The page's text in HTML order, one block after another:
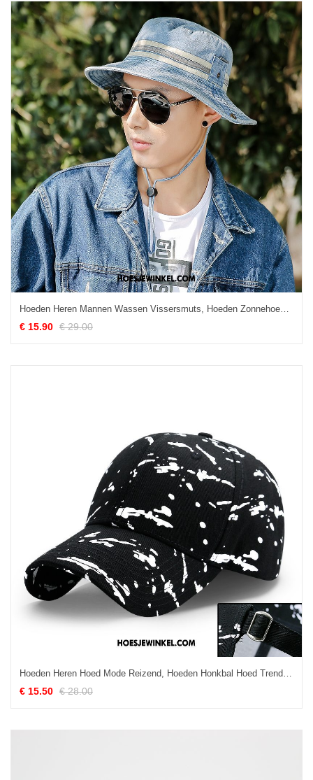
Hoeden Heren Mannen Wassen Vissersmuts, Hoeden Zonnehoeden Zomer Blau
€ 15.90 € 29.00
Hoeden Heren Hoed Mode Reizend, Hoeden Honkbal Hoed Trend Schwarz
€ 15.50 € 28.00